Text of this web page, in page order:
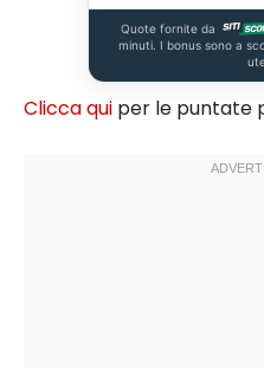
Quote fornite da
minuti. I bonus sono a
Clicca qui per le puntate